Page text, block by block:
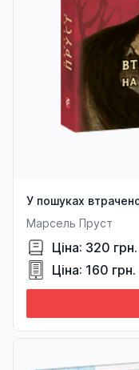
У пошуках
Марсель Пруст
Ціна: 320 грн.
Ціна: 160 грн.